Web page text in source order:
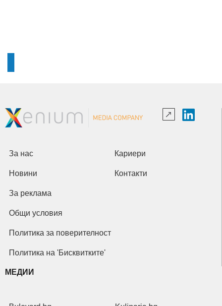
За нас Кариери
Новини Контакти
За реклама
Общи условия
Политика за поверителност
Политика на 'Бисквитките'
МЕДИИ